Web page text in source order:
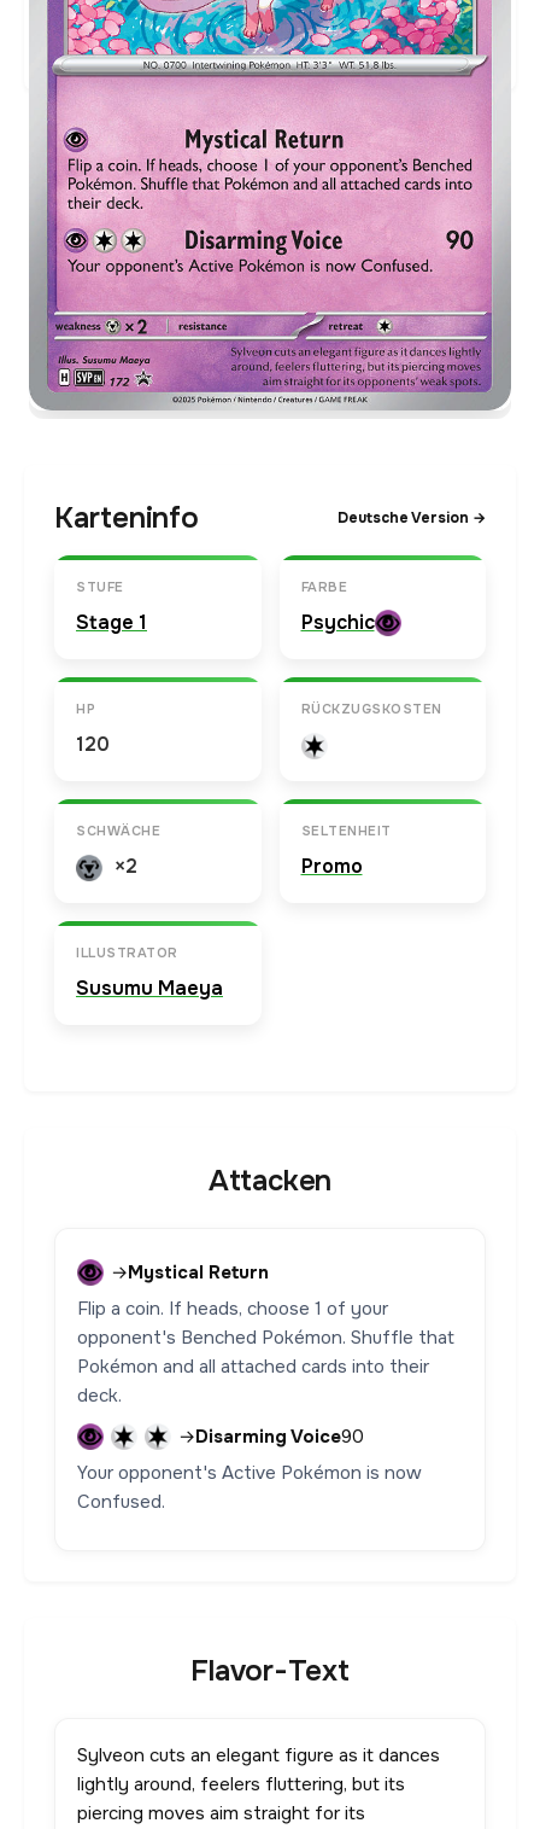
Preise werden täglich aktualisiert.
Karteninfo Deutsche Version →
STUFE
Stage 1
FARBE
Psychic
HP
120
RÜCKZUGSKOSTEN
SCHWÄCHE
×2
SELTENHEIT
Promo
ILLUSTRATOR
Susumu Maeya
Attacken
→Mystical Return
Flip a coin. If heads, choose 1 of your
opponent's Benched Pokémon. Shuffle that
Pokémon and all attached cards into their
deck.
→Disarming Voice90
Your opponent's Active Pokémon is now
Confused.
Flavor-Text
Sylveon cuts an elegant figure as it dances
lightly around, feelers fluttering, but its
piercing moves aim straight for its